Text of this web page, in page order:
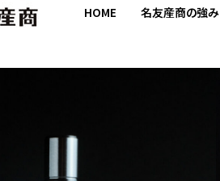
HOME 名友産商の強み